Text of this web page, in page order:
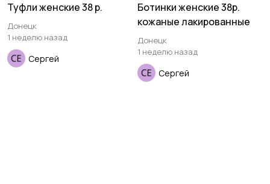
Туфли женские 38 р.
Донецк
1 неделю назад
Сергей
Ботинки женские 38р.
кожаные лакированные
Донецк
1 неделю назад
Сергей